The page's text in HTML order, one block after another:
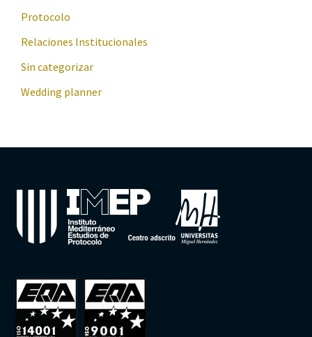
Protocolo
Relaciones Institucionales
Sin categorizar
Wedding planner